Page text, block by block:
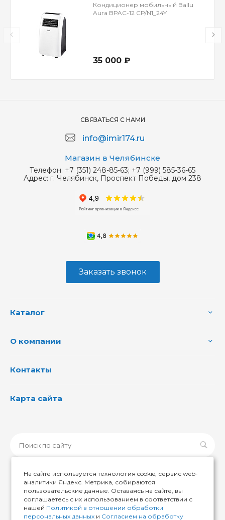
Кондиционер мобильный Ballu
Aura BPAC-12 CP/N1_24Y
35 000 ₽
СВЯЗАТЬСЯ С НАМИ
info@imir174.ru
Магазин в Челябинске
Телефон: +7 (351) 248-85-63; +7 (999) 585-36-65
Адрес: г. Челябинск, Проспект Победы, дом 238
Заказать звонок
Каталог
О компании
Контакты
Карта сайта
© 2026 ИМИР174, Все права защищены
На сайте используется технология cookie, сервис web-
аналитики Яндекс. Метрика, собираются
пользовательские данные. Оставаясь на сайте, вы
соглашаетесь с их использованием в соответствии с
нашей Политикой в отношении обработки
персональных данных и Согласием на обработку